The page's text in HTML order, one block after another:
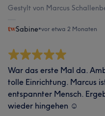
Gestylt von Marcus
Sabine•vor etwa 2 Monaten
War das erste Mal da.
tolle Einrichtung. Marcus
entspannter Mensch.
wieder hingehen ☺️